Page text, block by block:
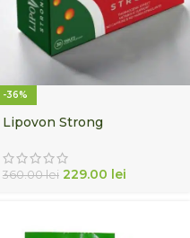
-36%
Lipovon Strong
360.00lei 229.00 lei